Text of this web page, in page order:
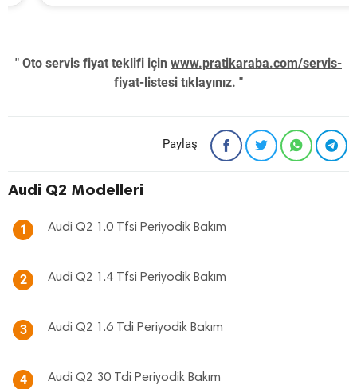
" Oto servis fiyat teklifi için www.pratikaraba.com/servis-
fiyat-listesi tıklayınız. "
Paylaş
Audi Q2 Modelleri
1 Audi Q2 1.0 Tfsi Periyodik Bakım
2 Audi Q2 1.4 Tfsi Periyodik Bakım
3 Audi Q2 1.6 Tdi Periyodik Bakım
4 Audi Q2 30 Tdi Periyodik Bakım